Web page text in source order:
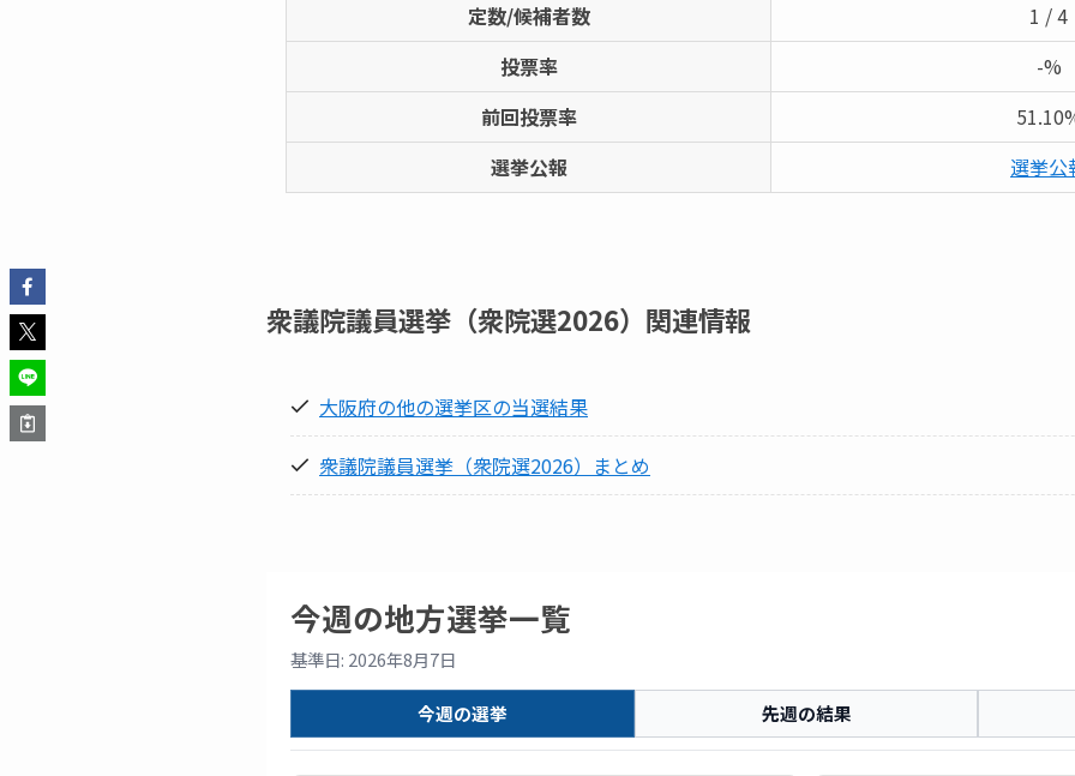
定数/候補者数
1 / 4
投票率
-%
前回投票率
選挙公報
選挙公
衆議院議員選挙（衆院選2026） 関連情報
大阪府の他の選挙区の当選結果
衆議院議員選挙（衆院選2026）まとめ
今週の地方選挙一覧
基準日: 2026年8月7日
今週の選挙 先週の結果